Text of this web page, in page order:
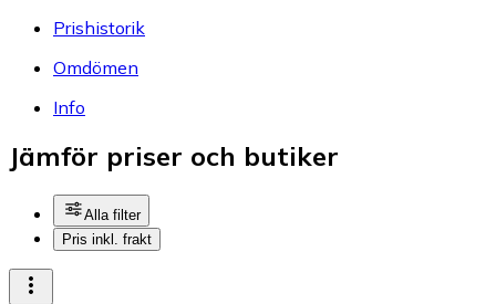
Prishistorik
Omdömen
Info
Jämför priser och butiker
Alla filter
Pris inkl. frakt